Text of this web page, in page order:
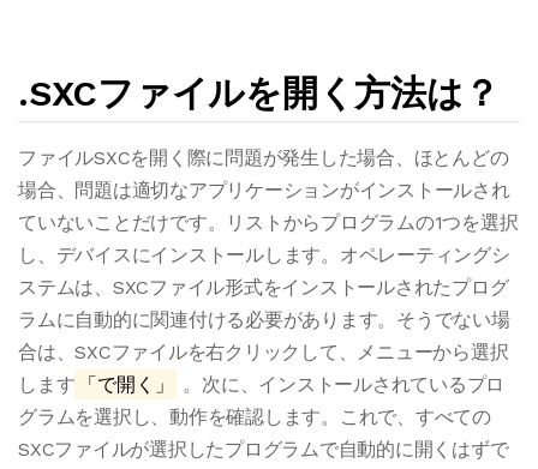
.SXCファイルを開く方法は？
ファイルSXCを開く際に問題が発生した場合、ほとんどの
場合、問題は適切なアプリケーションがインストールされ
ていないことだけです。リストからプログラムの1つを選択
し、デバイスにインストールします。オペレーティングシ
ステムは、SXCファイル形式をインストールされたプログ
ラムに自動的に関連付ける必要があります。そうでない場
合は、SXCファイルを右クリックして、メニューから選択
します
「で開く」
。次に、インストールされているプロ
グラムを選択し、動作を確認します。これで、すべての
SXCファイルが選択したプログラムで自動的に開くはずで